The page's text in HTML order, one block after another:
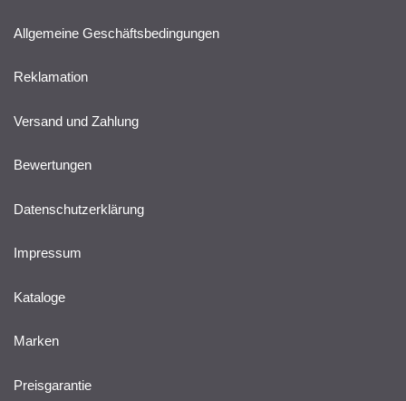
Allgemeine Geschäftsbedingungen
Reklamation
Versand und Zahlung
Bewertungen
Datenschutzerklärung
Impressum
Kataloge
Marken
Preisgarantie